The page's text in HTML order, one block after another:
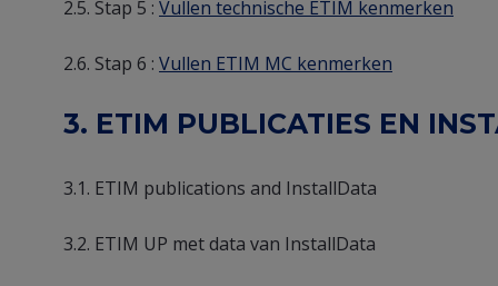
2.5. Stap 5 : Vullen technische ETIM kenmerken
2.6. Stap 6 : Vullen ETIM MC kenmerken
3. ETIM PUBLICATIES EN
3.1. ETIM publications and InstallData
3.2. ETIM UP met data van InstallData